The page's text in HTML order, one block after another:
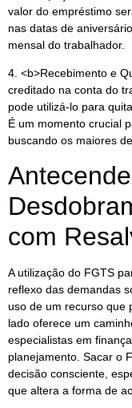
valor do empréstimo
nas datas de
mensal do trabalhador.
4. <b>Recebimento e
creditado na conta do
pode utilizá-lo para
É um momento crucial
buscando os maiores
com
A utilização do FGTS
reflexo das demandas
uso de um recurso que
lado oferece um
especialistas em
planejamento. Sacar o
decisão consciente,
que altera a forma de